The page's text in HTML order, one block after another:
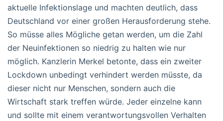
aktuelle Infektionslage und machten deutlich, dass
Deutschland vor einer großen Herausforderung stehe.
So müsse alles Mögliche getan werden, um die Zahl
der Neuinfektionen so niedrig zu halten wie nur
möglich. Kanzlerin Merkel betonte, dass ein zweiter
Lockdown unbedingt verhindert werden müsste, da
dieser nicht nur Menschen, sondern auch die
Wirtschaft stark treffen würde. Jeder einzelne kann
und sollte mit einem verantwortungsvollen Verhalten